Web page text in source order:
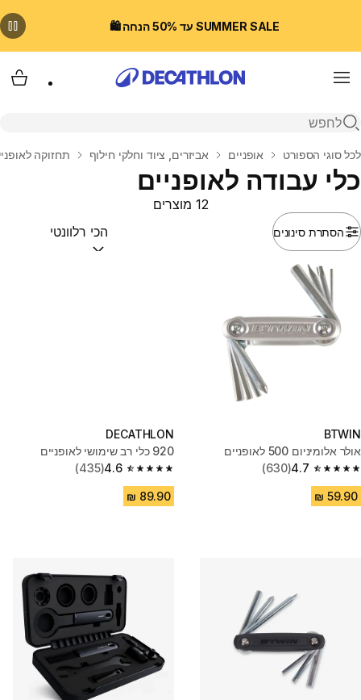
SUMMER SALE עד 50% הנחה 🛍️
Menu
פתיחת חיפוש
בית
לכל סוגי הספורט אופניים אביזרים, ציוד וחלקי חילוף תחזוקה
כלי עבודה לאופניים
הסתרת סינונים
12 מוצרים
מיין לפי:(optional)
BTWIN
אולר אלומיניום 500 לאופניים
4.7
4.7 out of 5 stars from 630 reviews
(630)
DECATHLON
920 כלי רב שימושי לאופניים
4.6
4.6 out of 5 stars from 435 reviews
(435)